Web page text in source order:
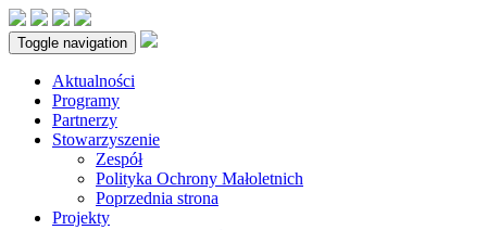
Toggle navigation
Aktualności
Programy
Partnerzy
Stowarzyszenie
Zespół
Polityka Ochrony Małoletnich
Poprzednia strona
Projekty